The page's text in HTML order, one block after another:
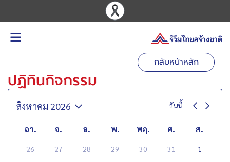
กลับหน้าหลัก
ปฏิทินกิจกรรม
สิงหาคม 2026 วันนี้
อา. จ. อ. พ. พฤ. ศ. ส.
26 27 28 29 30 31 1